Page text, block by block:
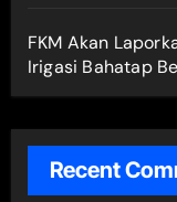
FKM Akan
Irigasi Bahatap
Recent